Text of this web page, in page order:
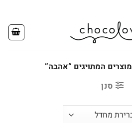
מוצרים המתויגים “אהבה”
סנן